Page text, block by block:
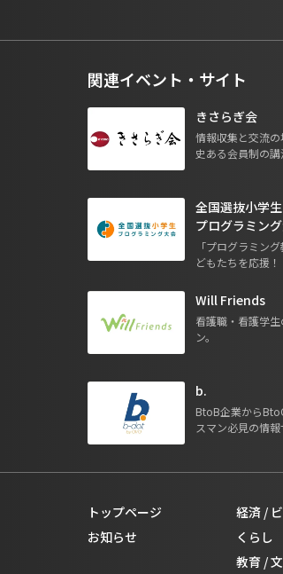
関連イベント・サイト
きさらぎ会
情報収集と交流
史ある会員制の
全国選抜小学生
プログラミン
「プログラミン
どもたちを応援！
Will Friends
看護職・看護学
ン。
b.
BtoB企業から
スマン必見の情報
トップページ
お知らせ
経済 /
くらし
教育 /